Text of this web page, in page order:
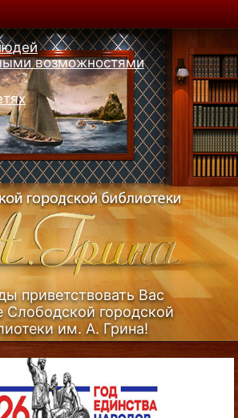
возможностями
приветствовать Вас
Слободской городской
им. А. Грина!
(Из истории библиотеки)...